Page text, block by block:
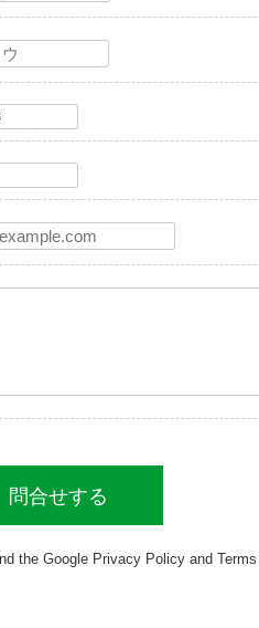
the Google Privacy Policy and